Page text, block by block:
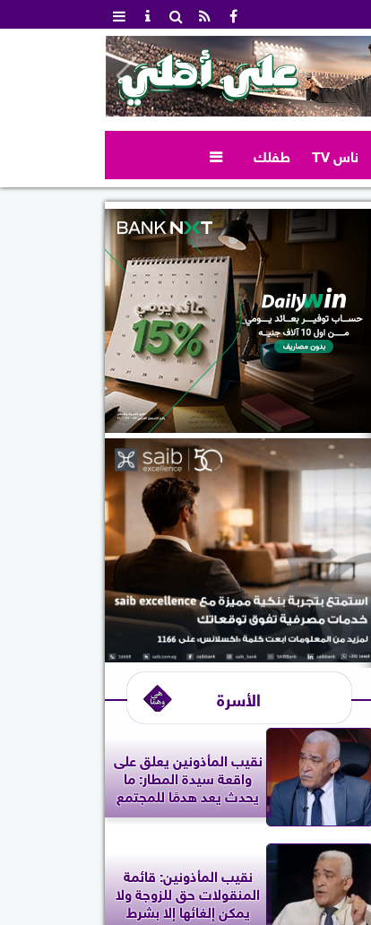
ناس TV طفلك 
الأسرة
نقيب المأذونين يعلق على
واقعة سيدة المطار: ما
يحدث يعد هدمًا للمجتمع
نقيب المأذونين: قائمة
المنقولات حق للزوجة ولا
يمكن إلغائها إلا بشرط